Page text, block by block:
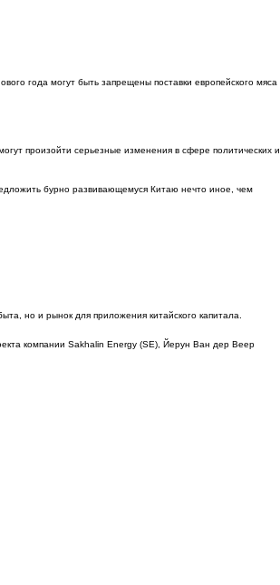
года могут быть запрещены поставки европейского мяса
произойти серьезные изменения в сфере политических и
бурно развивающемуся Китаю нечто иное, чем
но и рынок для приложения китайского капитала.
компании Sakhalin Energy (SE), Йерун Ван дер Веер